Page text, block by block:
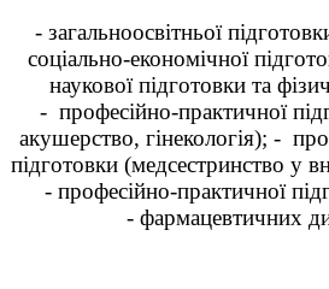
- загальноосвітньої
соціально-економічної
наукової підготовки та
- професійно-практичної
акушерство, гінекологія); -
підготовки (медсестринство у
- професійно-практичної
- фармацевтичних